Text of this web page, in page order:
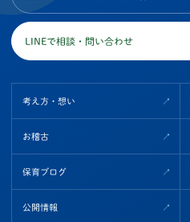
LINEで相談・問い合わせ
考え方・想い
お稽古
保育ブログ
公開情報